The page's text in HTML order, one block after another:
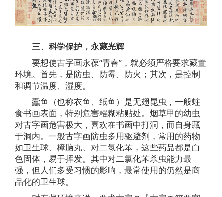
三、科学保护，永藏光辉
要想使古字画永葆“青春”，就必须严格要求藏置
环境。首先，是防虫、防霉、防火；其次，是控制
和调节温度、湿度。
蠹鱼（也称衣鱼、纸鱼）是无翅昆虫，一般蛀
食书画表面，特别危害糨糊粘贴处。烟草甲的幼虫
对古字画危害极大，喜欢在书画中打洞，而自身藏
于洞内。一般古字画防虫多用驱避剂，常用的药物
如卫生球、樟脑丸、对二氯化苯，这些药品都是白
色固体，易于挥发。其中对二氯化苯杀虫能力最
强，但人们多受习惯的影响，最常使用的仍然是商
品化的卫生球。